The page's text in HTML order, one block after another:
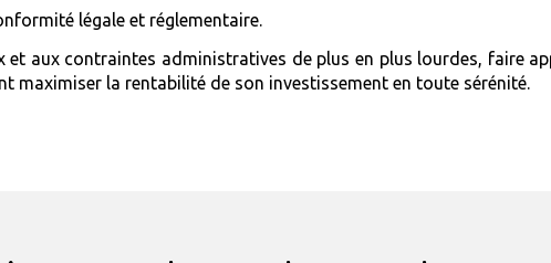
légale et réglementaire.
et aux contraintes administratives de plus en plus lourdes, faire
maximiser la rentabilité de son investissement en toute sérénité.